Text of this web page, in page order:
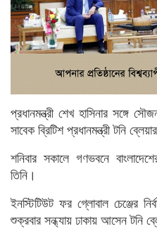
প্রধানমন্ত্রী শেখ হাসিনার সঙ্গে
সাবেক ব্রিটিশ প্রধানমন্ত্রী টনি
শনিবার সকালে গণভবনে
তিনি।
ইনস্টিটিউট ফর গ্লোবাল চেঞ্জের
শুক্রবার সন্ধ্যায় ঢাকায় আসেন টনি